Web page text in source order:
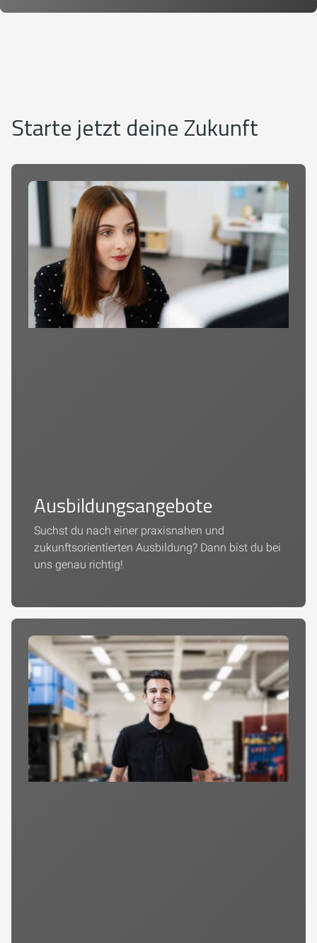
Starte jetzt deine Zukunft
Ausbildungsangebote
Suchst du nach einer praxisnahen und
zukunftsorientierten Ausbildung? Dann bist du bei
uns genau richtig!